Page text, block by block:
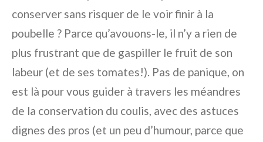
conserver sans risquer de le voir finir à la
poubelle ? Parce qu’avouons-le, il n’y a rien de
plus frustrant que de gaspiller le fruit de son
labeur (et de ses tomates!). Pas de panique, on
est là pour vous guider à travers les méandres
de la conservation du coulis, avec des astuces
dignes des pros (et un peu d’humour, parce que